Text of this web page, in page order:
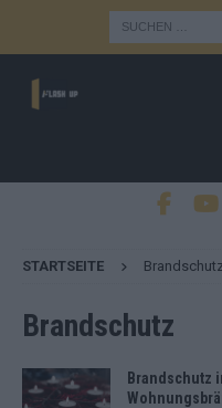
STARTSEITE
Brandschutz
Brandschutz